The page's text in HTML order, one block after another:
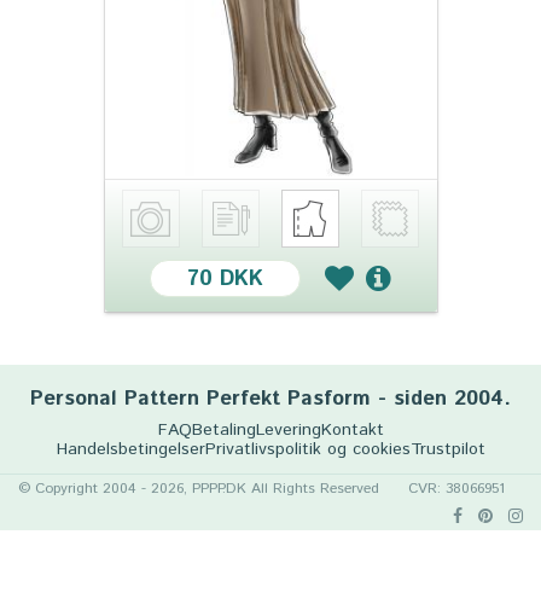
70 DKK
Personal Pattern Perfekt Pasform - siden 2004.
FAQBetalingLeveringKontakt
HandelsbetingelserPrivatlivspolitik og cookiesTrustpilot
© Copyright 2004 - 2026, PPPP.DK All Rights Reserved CVR: 38066951